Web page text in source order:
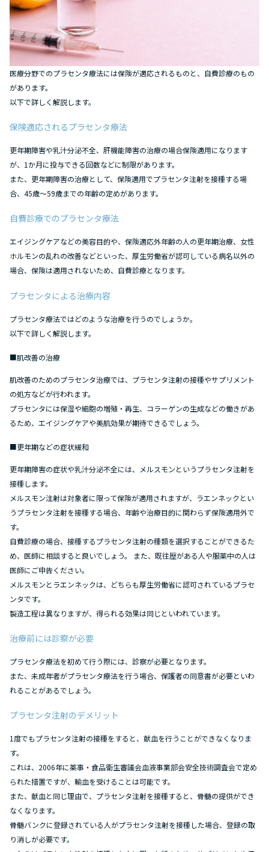
医療分野でのプラセンタ療法には保険が適応されるものと、自費診療のもの
があります。
以下で詳しく解説します。
保険適応されるプラセンタ療法
更年期障害や乳汁分泌不全、肝機能障害の治療の場合保険適用になります
が、1か月に投与できる回数などに制限があります。
また、更年期障害の治療として、保険適用でプラセンタ注射を接種する場
合、45歳～59歳までの年齢の定めがあります。
自費診療でのプラセンタ療法
エイジングケアなどの美容目的や、保険適応外年齢の人の更年期治療、女性
ホルモンの乱れの改善などといった、厚生労働省が認可している病名以外の
場合、保険は適用されないため、自費診療となります。
プラセンタによる治療内容
プラセンタ療法ではどのような治療を行うのでしょうか。
以下で詳しく解説します。
■肌改善の治療
肌改善のためのプラセンタ治療では、プラセンタ注射の接種やサプリメント
の処方などが行われます。
プラセンタには保湿や細胞の増殖・再生、コラーゲンの生成などの働きがあ
るため、エイジングケアや美肌効果が期待できるでしょう。
■更年期などの症状緩和
更年期障害の症状や乳汁分泌不全には、メルスモンというプラセンタ注射を
接種します。
メルスモン注射は対象者に限って保険が適用されますが、ラエンネックとい
うプラセンタ注射を接種する場合、年齢や治療目的に関わらず保険適用外で
す。
自費診療の場合、接種するプラセンタ注射の種類を選択することができるた
め、医師に相談すると良いでしょう。 また、既往歴がある人や服薬中の人は
医師にご申告ください。
メルスモンとラエンネックは、どちらも厚生労働省に認可されているプラセ
ンタです。
製造工程は異なりますが、得られる効果は同じといわれています。
治療前には診察が必要
プラセンタ療法を初めて行う際には、診察が必要となります。
また、未成年者がプラセンタ療法を行う場合、保護者の同意書が必要といわ
れることがあるでしょう。
プラセンタ注射のデメリット
1度でもプラセンタ注射の接種をすると、献血を行うことができなくなりま
す。
これは、2006年に薬事・食品衛生審議会血液事業部会安全技術調査会で定め
られた措置ですが、輸血を受けることは可能です。
また、献血と同じ理由で、プラセンタ注射を接種すると、骨髄の提供ができ
なくなります。
骨髄バンクに登録されている人がプラセンタ注射を接種した場合、登録の取
り消しが必要です。